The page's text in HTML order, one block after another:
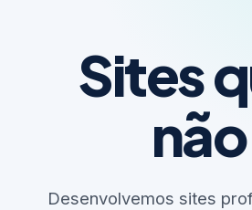
Sites
Desenvolvemos sites